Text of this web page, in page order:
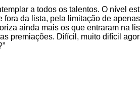
a todos os talentos. O nível
da lista, pela limitação de
ainda mais os que entraram na
premiações. Difícil, muito difícil